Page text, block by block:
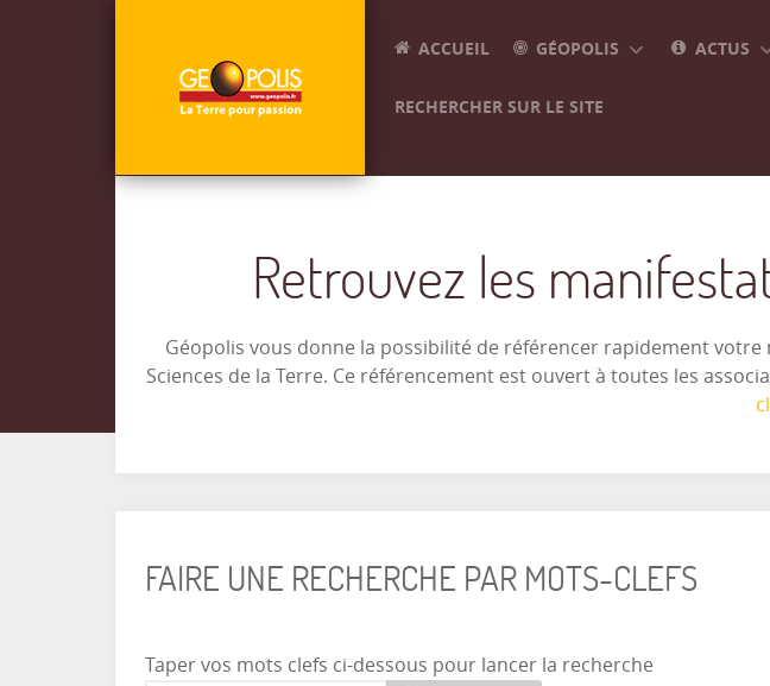
ACCUEIL GÉOPOLIS ACTUS
RECHERCHER SUR LE SITE
Retrouvez les
Géopolis vous donne la possibilité de référencer rapidement
Sciences de la Terre. Ce référencement est ouvert à toutes les
FAIRE UNE RECHERCHE PAR MOTS-CLEFS
Taper vos mots clefs ci-dessous pour lancer la recherche